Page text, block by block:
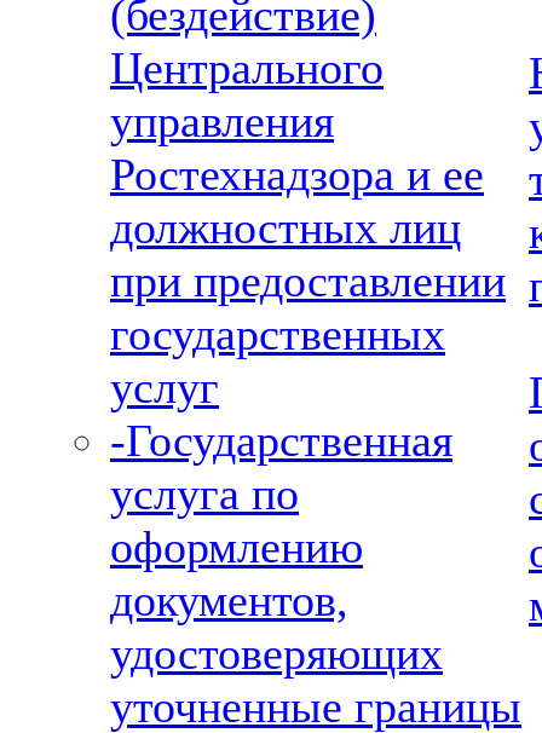
(бездействие)
Центрального
управления
Ростехнадзора и ее
должностных лиц
при предоставлении
государственных
услуг
-Государственная
услуга по
оформлению
документов,
удостоверяющих
уточненные границы